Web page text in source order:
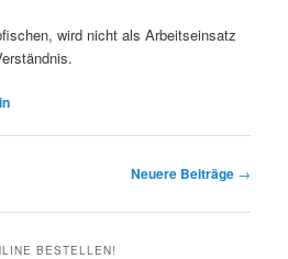
wird nicht als Arbeitseinsatz
Neuere Beiträge →
BESTELLEN!